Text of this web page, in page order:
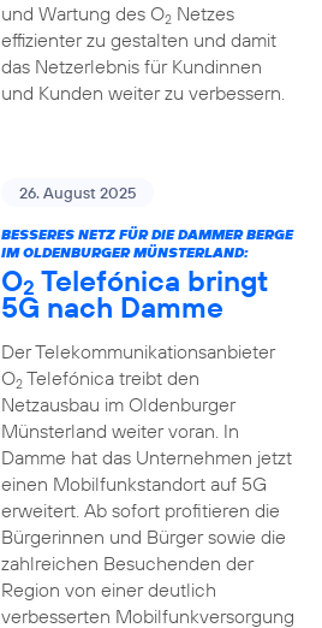
und Wartung des O2Netzes
effizienter zu gestalten und damit
das Netzerlebnis für Kundinnen
und Kunden weiter zu verbessern.
26. August 2025
BESSERES NETZ FÜR DIE DAMMER BERGE
IM OLDENBURGER MÜNSTERLAND:
O2 Telefónica bringt
5G nach Damme
Der Telekommunikationsanbieter
O2Telefónica treibt den
Netzausbau im Oldenburger
Münsterland weiter voran. In
Damme hat das Unternehmen jetzt
einen Mobilfunkstandort auf 5G
erweitert. Ab sofort profitieren die
Bürgerinnen und Bürger sowie die
zahlreichen Besuchenden der
Region von einer deutlich
verbesserten Mobilfunkversorgung